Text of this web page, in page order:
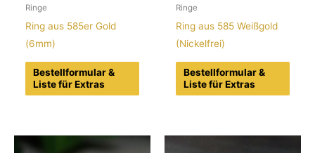
Ringe
Ring aus 585er Gold
(6mm)
Bestellformular &
Liste für Extras
Ringe
Ring aus 585 Weißgold
(Nickelfrei)
Bestellformular &
Liste für Extras